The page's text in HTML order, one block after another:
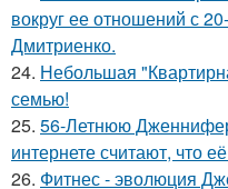
вокруг ее отношений с
Дмитриенко.
24. Небольшая
семью!
25. 56-Летнюю
интернете считают, что
26. Фитнес - эволюция